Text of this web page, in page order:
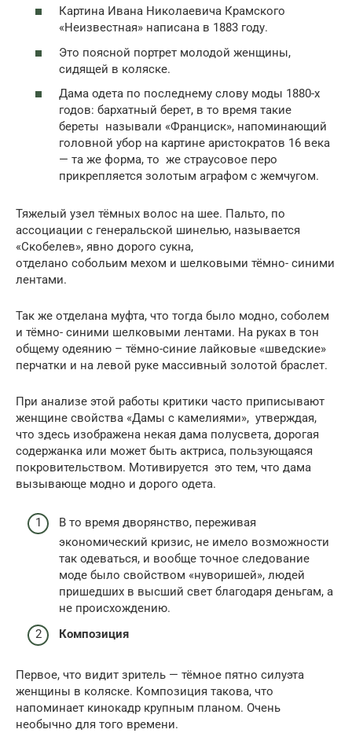
Картина Ивана Николаевича Крамского
«Неизвестная» написана в 1883 году.
Это поясной портрет молодой женщины,
сидящей в коляске.
Дама одета по последнему слову моды 1880-х
годов: бархатный берет, в то время такие
береты называли «Франциск», напоминающий
головной убор на картине аристократов 16 века
— та же форма, то же страусовое перо
прикрепляется золотым аграфом с жемчугом.
Тяжелый узел тёмных волос на шее. Пальто, по
ассоциации с генеральской шинелью, называется
«Скобелев», явно дорого сукна,
отделано собольим мехом и шелковыми тёмно- синими
лентами.
Так же отделана муфта, что тогда было модно, соболем
и тёмно- синими шелковыми лентами. На руках в тон
общему одеянию – тёмно-синие лайковые «шведские»
перчатки и на левой руке массивный золотой браслет.
При анализе этой работы критики часто приписывают
женщине свойства «Дамы с камелиями», утверждая,
что здесь изображена некая дама полусвета, дорогая
содержанка или может быть актриса, пользующаяся
покровительством. Мотивируется это тем, что дама
вызывающе модно и дорого одета.
В то время дворянство, переживая
экономический кризис, не имело возможности
так одеваться, и вообще точное следование
моде было свойством «нуворишей», людей
пришедших в высший свет благодаря деньгам, а
не происхождению.
Композиция
Первое, что видит зритель — тёмное пятно силуэта
женщины в коляске. Композиция такова, что
напоминает кинокадр крупным планом. Очень
необычно для того времени.